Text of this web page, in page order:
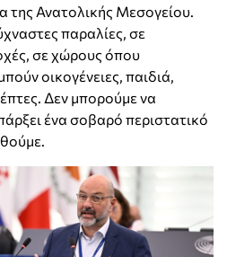
της Ανατολικής Μεσογείου.
παραλίες, σε
σε χώρους όπου
οικογένειες, παιδιά,
Δεν μπορούμε να
ένα σοβαρό περιστατικό